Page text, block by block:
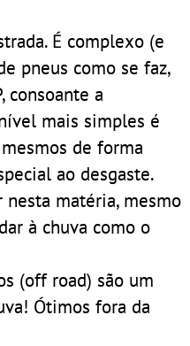
É complexo (e
pneus como se faz,
consoante a
mais simples é
de forma
ao desgaste.
matéria, mesmo
à chuva como o
(off road) são um
Ótimos fora da